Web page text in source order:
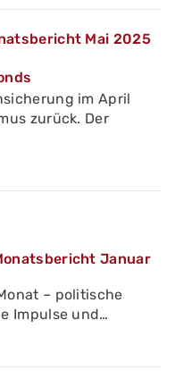
Mai 2025
im April
zurück. Der
Januar
– politische
Impulse und…